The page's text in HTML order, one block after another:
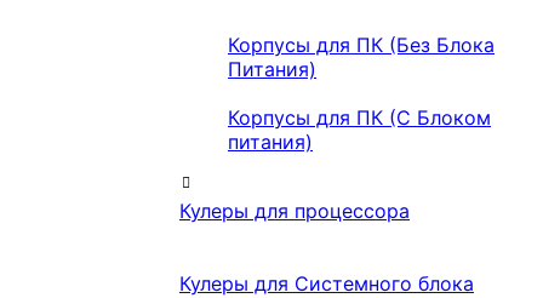
Корпусы для ПК (Без Блока
Питания)
Корпусы для ПК (С Блоком
питания)
Кулеры для процессора
Кулеры для Системного блока